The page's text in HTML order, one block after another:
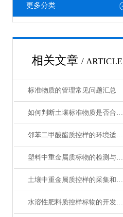
更多分类
相关文章 / ARTICLE
标准物质的管理常见问题汇总
如何判断土壤标准物质是否合格？
邻苯二甲酸酯质控样的环境适应性
塑料中重金属质标物的检测与分析方法
土壤中重金属质控样的采集和处理方法
水溶性肥料质控样标物的开发与标准化分析